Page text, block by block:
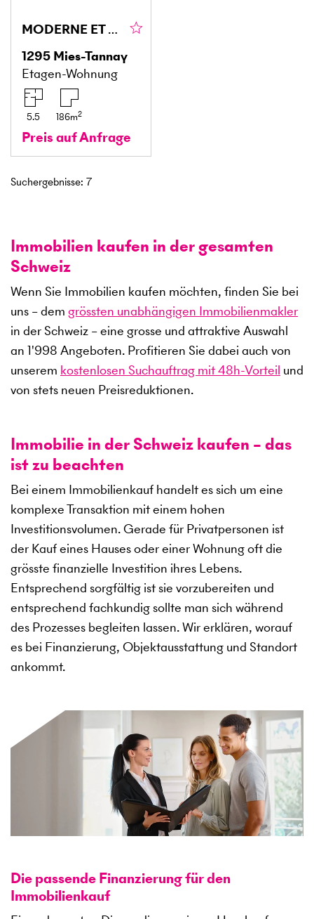
MODERNE ET SPACIEUX À DEUX PAS DU LAC
1295 Mies-Tannay
Etagen-Wohnung
5.5 186m2
Preis auf Anfrage
Suchergebnisse: 7
Immobilien kaufen in der gesamten
Schweiz
Wenn Sie Immobilien kaufen möchten, finden Sie bei
uns – dem grössten unabhängigen Immobilienmakler
in der Schweiz – eine grosse und attraktive Auswahl
an 1'998 Angeboten. Profitieren Sie dabei auch von
unserem kostenlosen Suchauftrag mit 48h-Vorteil und
von stets neuen Preisreduktionen.
Immobilie in der Schweiz kaufen – das
ist zu beachten
Bei einem Immobilienkauf handelt es sich um eine
komplexe Transaktion mit einem hohen
Investitionsvolumen. Gerade für Privatpersonen ist
der Kauf eines Hauses oder einer Wohnung oft die
grösste finanzielle Investition ihres Lebens.
Entsprechend sorgfältig ist sie vorzubereiten und
entsprechend fachkundig sollte man sich während
des Prozesses begleiten lassen. Wir erklären, worauf
es bei Finanzierung, Objektausstattung und Standort
ankommt.
Die passende Finanzierung für den
Immobilienkauf